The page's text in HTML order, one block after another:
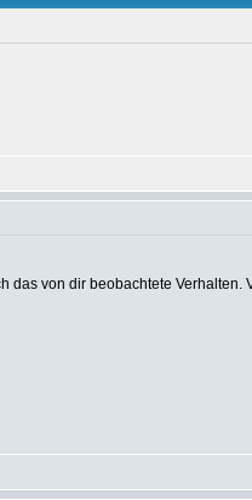
das von dir beobachtete